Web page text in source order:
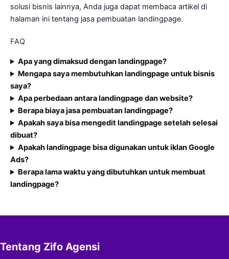
solusi bisnis lainnya, Anda juga dapat membaca artikel di
halaman ini tentang jasa pembuatan landingpage.
FAQ
Apa yang dimaksud dengan landingpage?
Mengapa saya membutuhkan landingpage untuk bisnis
saya?
Apa perbedaan antara landingpage dan website?
Berapa biaya jasa pembuatan landingpage?
Apakah saya bisa mengedit landingpage setelah selesai
dibuat?
Apakah landingpage bisa digunakan untuk iklan Google
Ads?
Berapa lama waktu yang dibutuhkan untuk membuat
landingpage?
Tentang Zifo Agensi